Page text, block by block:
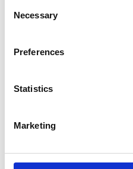
Selection
Necessary
Preferences
Statistics
Marketing
werden mehr
Applikationen
vitalen Informationen